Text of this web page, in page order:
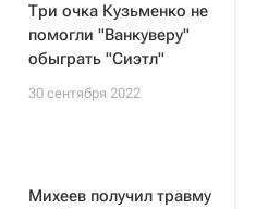
Три очка Кузьменко не
помогли "Ванкуверу"
обыграть "Сиэтл"
30 сентября 2022
Михеев получил травму